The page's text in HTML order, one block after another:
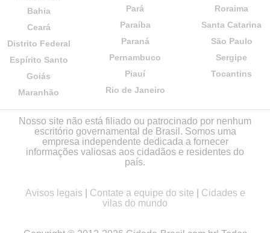
Bahia
Ceará
Distrito Federal
Espírito Santo
Goiás
Maranhão
Pará
Paraíba
Paraná
Pernambuco
Piauí
Rio de Janeiro
Roraima
Santa Catarina
São Paulo
Sergipe
Tocantins
Nosso site não está filiado ou patrocinado por nenhum
escritório governamental de Brasil. Somos uma
empresa independente dedicada a fornecer
informações valiosas aos cidadãos e residentes do
país.
Avisos legais Contate a equipe do site
Cidades e
vilas do mundo